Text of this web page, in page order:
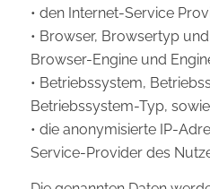
• den Internet-Service
• Browser, Browsertyp
Browser-Engine und
• Betriebssystem,
Betriebssystem-Typ, sowie
• die anonymisierte IP-
Service-Provider des